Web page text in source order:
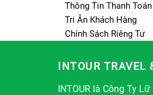
Thông Tin Thanh Toán
Tri Ân Khách Hàng
Chính Sách Riêng Tư
INTOUR TRAVEL
INTOUR là Công Ty